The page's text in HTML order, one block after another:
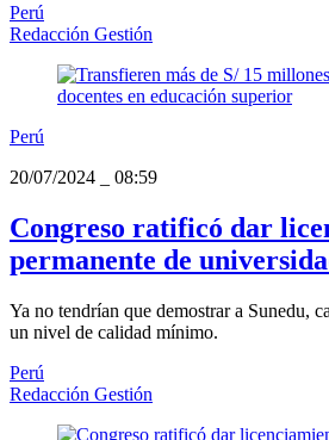
Perú
Redacción Gestión
Perú
20/07/2024
08:59
Congreso ratificó dar
permanente de
Ya no tendrían que demostrar a Sunedu,
un nivel de calidad mínimo.
Perú
Redacción Gestión